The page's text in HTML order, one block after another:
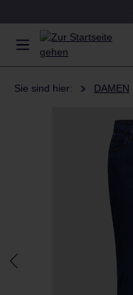
Sie sind hier: DAMEN